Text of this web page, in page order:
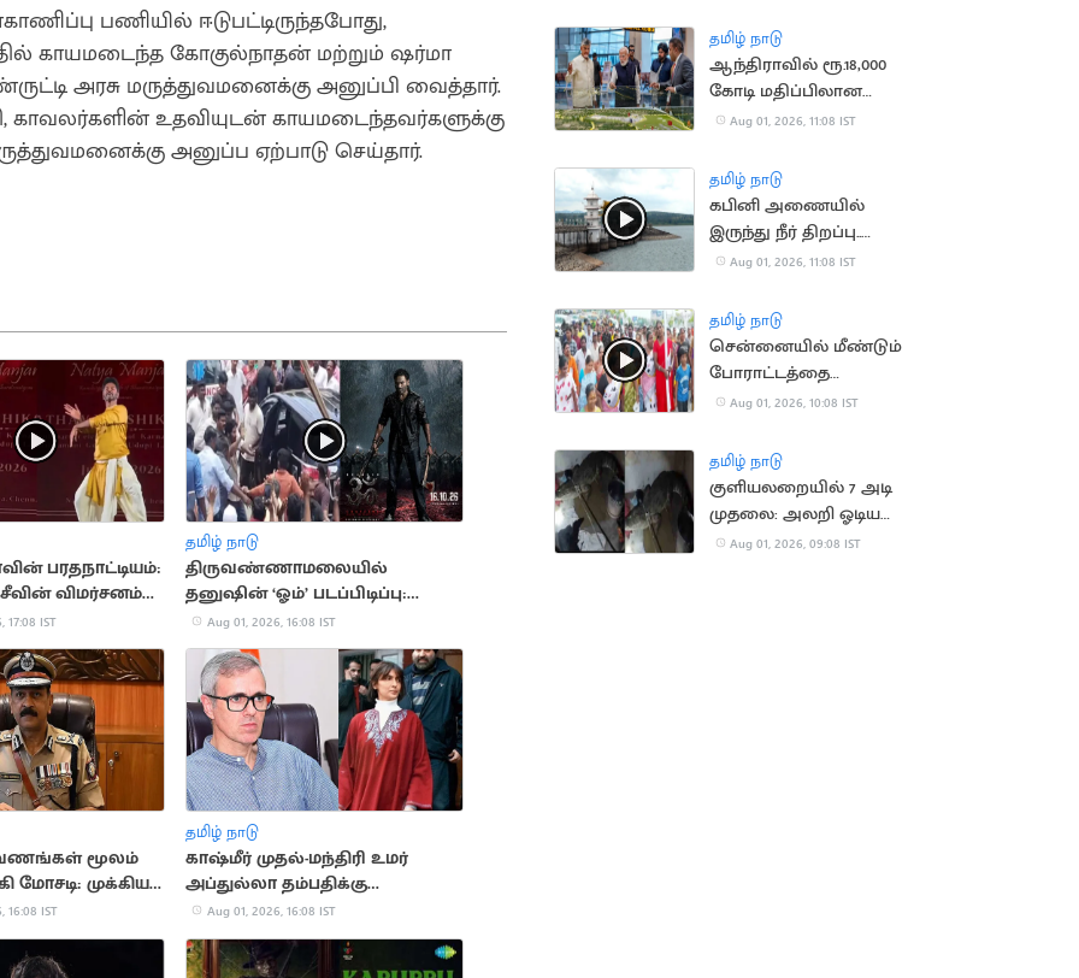
பணியில் ஈடுபட்டிருந்தபோது,
காயமடைந்த கோகுல்நாதன் மற்றும் ஷர்மா
அரசு மருத்துவமனைக்கு அனுப்பி வைத்தார்.
காவலர்களின் உதவியுடன் காயமடைந்தவர்களுக்கு
அனுப்ப ஏற்பாடு செய்தார்.
பரதநாட்டியம்:
விமர்சனம்
17:08 IST
தமிழ் நாடு
திருவண்ணாமலையில்
தனுஷின் ‘ஓம்’ படப்பிடிப்பு:
திரண்ட ரசிகர்கள்
Aug 01, 2026, 16:08 IST
மூலம்
மோசடி: முக்கிய
கைது
16:08 IST
தமிழ் நாடு
காஷ்மீர் முதல்-மந்திரி உமர்
அப்துல்லா தம்பதிக்கு
விவாகரத்து: கோர்ட் ஒப்புதல்
Aug 01, 2026, 16:08 IST
தமிழ் நாடு
ஆந்திராவில் ரூ.18,000
கோடி மதிப்பிலான
திட்டங்களுக்கு அடிக்கல்
Aug 01, 2026, 11:08 IST
தமிழ் நாடு
கபினி அணையில்
இருந்து நீர் திறப்பு..
தமிழ்நாட்டிற்கு தண்ணீர்
Aug 01, 2026, 11:08 IST
தமிழ் நாடு
சென்னையில் மீண்டும்
போராட்டத்தை
தொடங்கிய தூய்மை
Aug 01, 2026, 10:08 IST
தமிழ் நாடு
குளியலறையில் 7 அடி
முதலை: அலறி ஓடிய
குடும்பத்தினர்
Aug 01, 2026, 09:08 IST